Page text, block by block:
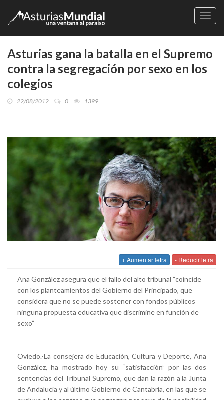
Asturias gana la batalla en el Supremo
contra la segregación por sexo en los
colegios
22/08/2012 0 1399
+ Aumentar letra - Reducir letra
Ana González asegura que el fallo del alto tribunal “coincide
con los planteamientos del Gobierno del Principado, que
considera que no se puede sostener con fondos públicos
ninguna propuesta educativa que discrimine en función de
sexo”
Oviedo.-La consejera de Educación, Cultura y Deporte, Ana
González, ha mostrado hoy su “satisfacción” por las dos
sentencias del Tribunal Supremo, que dan la razón a la Junta
de Andalucía y al último Gobierno de Cantabria, en las que se